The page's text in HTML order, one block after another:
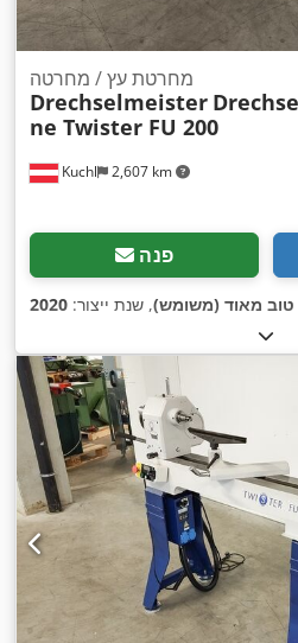
Kuchl 2,607 km
מחרטת עץ / מחרטה
Drechselmeister
ne Twister FU 200
פנה
מאוד (משומש), שנת ייצור: 2020